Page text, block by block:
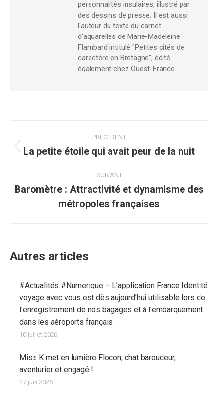
personnalités insulaires, illustré par
des dessins de presse. Il est aussi
l'auteur du texte du carnet
d'aquarelles de Marie-Madeleine
Flambard intitulé "Petites cités de
caractère en Bretagne", édité
également chez Ouest-France.
article
PRÉCÉDENT
Article
:
La petite étoile qui avait peur de la nuit
SUIVANT
suivant
Baromètre : Attractivité et dynamisme des
métropoles françaises
Autres articles
#Actualités #Numerique – L’application France Identité
voyage avec vous est dès aujourd’hui utilisable lors de
l’enregistrement de nos bagages et à l’embarquement
dans les aéroports français
10 juillet 2026
Miss K met en lumière Flocon, chat baroudeur,
aventurier et engagé !
27 juin 2026